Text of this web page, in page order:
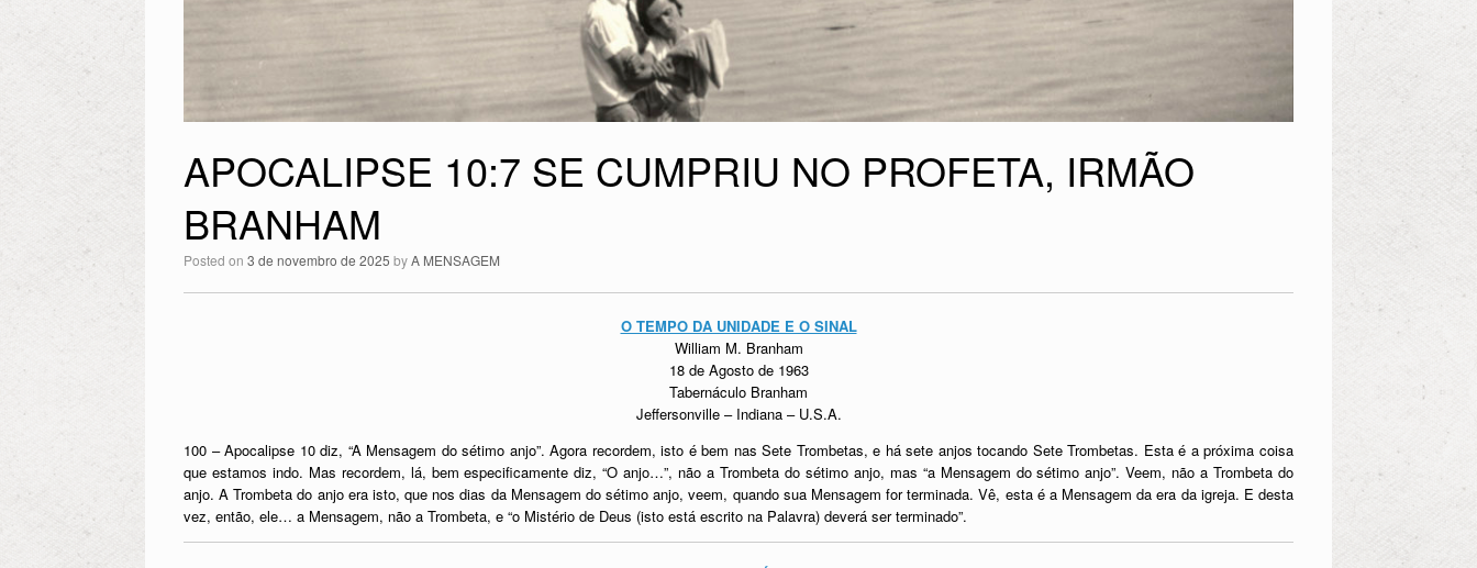
APOCALIPSE 10:7 SE CUMPRIU NO PROFETA, IRMÃO
BRANHAM
Posted on 3 de novembro de 2025 byA MENSAGEM
O TEMPO DA UNIDADE E O SINAL
William M. Branham
18 de Agosto de 1963
Tabernáculo Branham
Jeffersonville – Indiana – U.S.A.
100 – Apocalipse 10 diz, “A Mensagem do sétimo anjo”. Agora recordem, isto é bem nas Sete Trombetas, e há sete anjos tocando Sete Trombetas. Esta é a próxima coisa
que estamos indo. Mas recordem, lá, bem especificamente diz, “O anjo…”, não a Trombeta do sétimo anjo, mas “a Mensagem do sétimo anjo”. Veem, não a Trombeta do
anjo. A Trombeta do anjo era isto, que nos dias da Mensagem do sétimo anjo, veem, quando sua Mensagem for terminada. Vê, esta é a Mensagem da era da igreja. E desta
vez, então, ele… a Mensagem, não a Trombeta, e “o Mistério de Deus (isto está escrito na Palavra) deverá ser terminado”.